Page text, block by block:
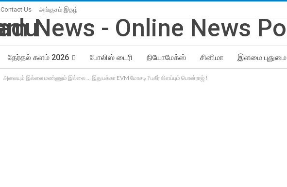
Contact Us அங்குசம் இதழ்
தேர்தல் களம் 2026 போலிஸ் டைரி நியோமேக்ஸ் சினிமா இளமை புதுமை
அலையும் இல்லை மண்ணும் இல்லை … இது பக்கா EVM மோசடி ? பகீர் கிளப்பும் பொன்ராஜ் !